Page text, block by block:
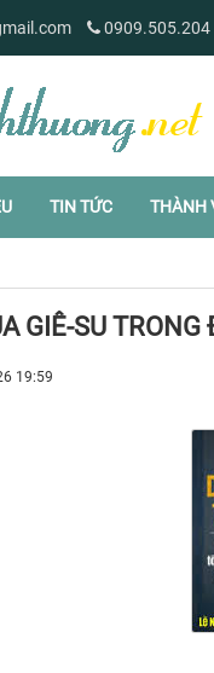
0909.505.204
TIN TỨC THÀNH
GIÊ-SU
19:59